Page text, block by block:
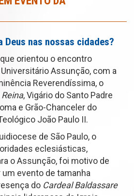
Deus nas nossas cidades?
orientou o encontro
Assunção, com a
Reverendíssima, o
, Vigário do Santo Padre
e Grão-Chanceler do
João Paulo II.
de São Paulo, o
eclesiásticas,
o Assunção, foi motivo de
evento de tamanha
do Cardeal Baldassare